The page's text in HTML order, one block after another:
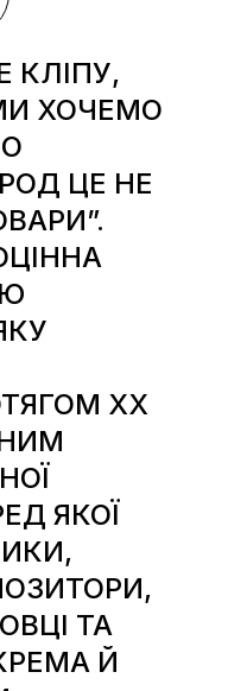
КЛІПУ,
ХОЧЕМО
ЦЕ НЕ
XX
ЯКОЇ
ТА
Й